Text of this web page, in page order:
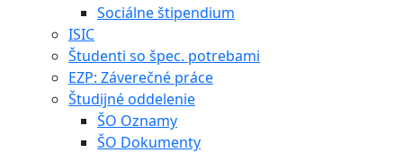
Sociálne štipendium
ISIC
Študenti so špec. potrebami
EZP: Záverečné práce
Študijné oddelenie
ŠO Oznamy
ŠO Dokumenty